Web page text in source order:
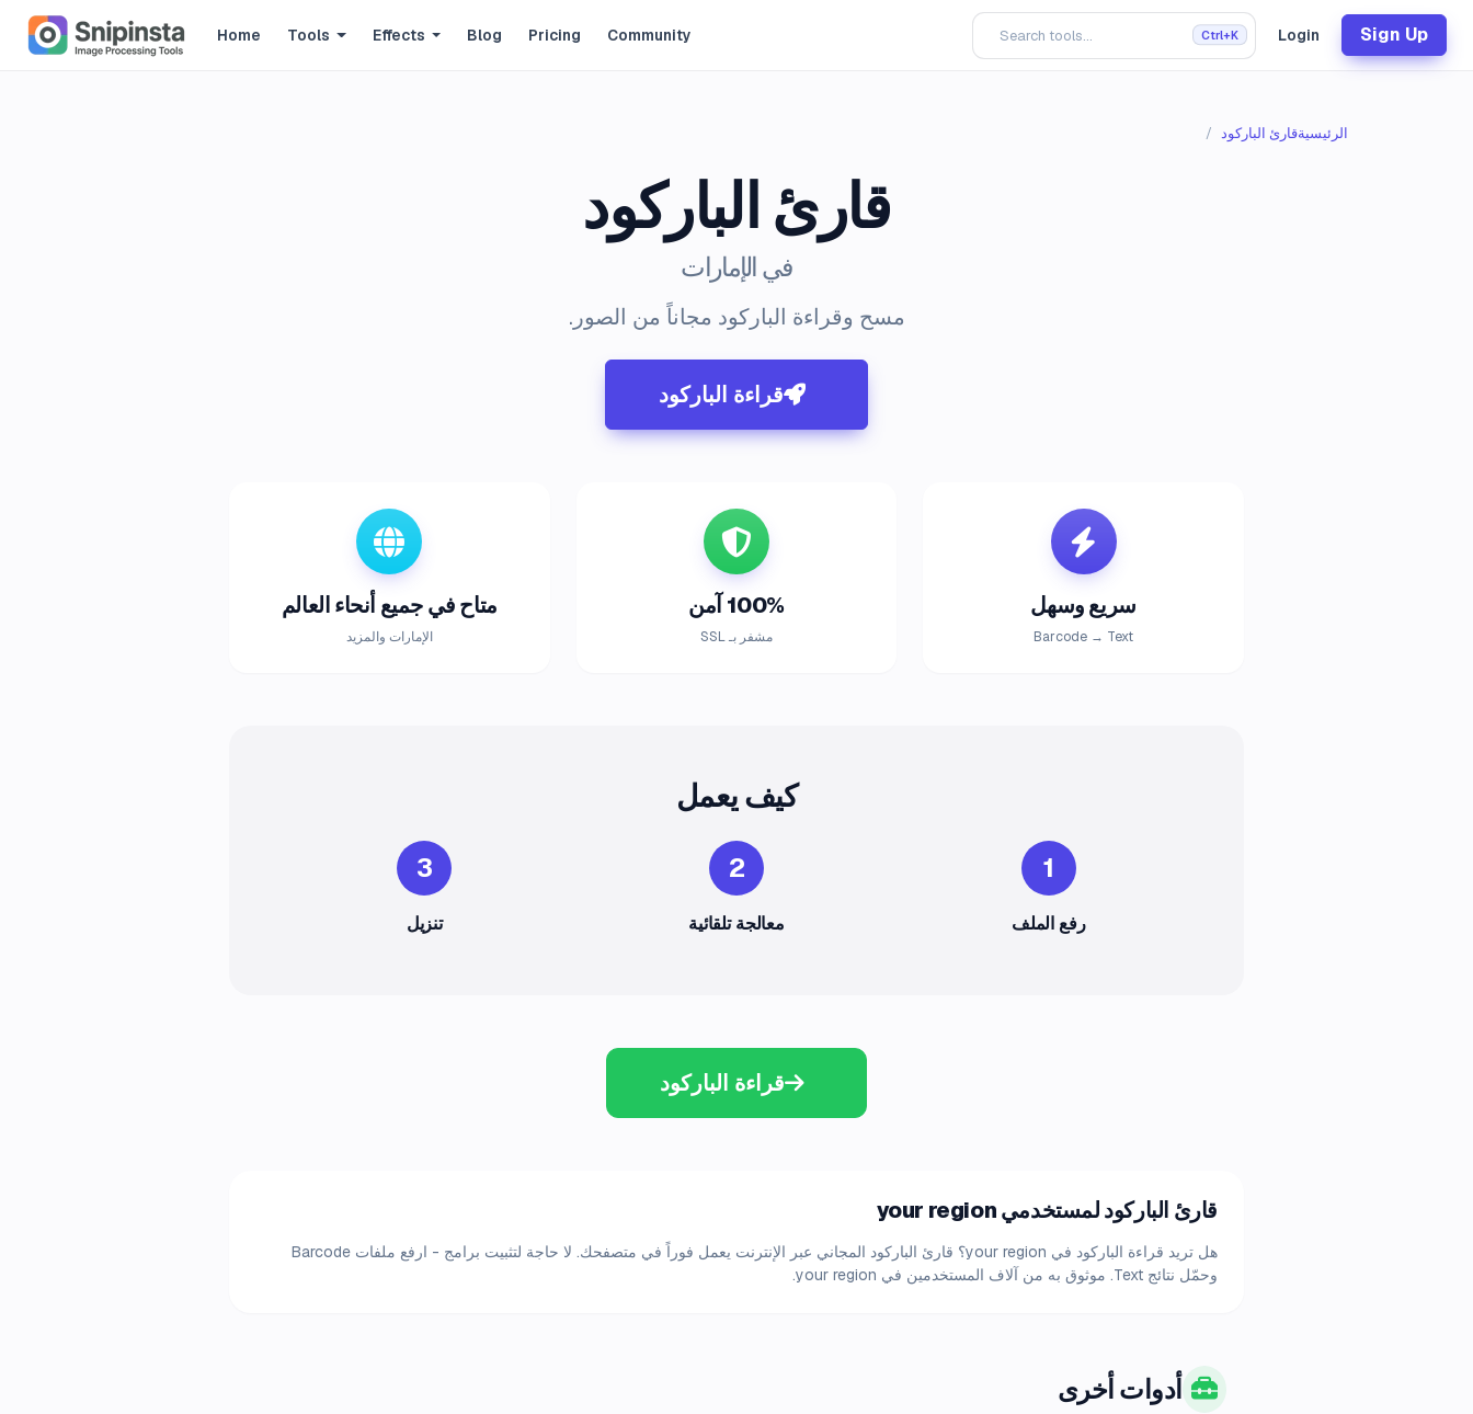
Home Tools Effects Blog Pricing Community Ctrl+K Login Sign Up
الرئيسيةقارئ الباركود
قارئ الباركود
في الإمارات
مسح وقراءة الباركود مجاناً من الصور.
قراءة الباركود
سريع وسهل
Barcode → Text
100% آمن
مشفر بـ SSL
متاح في جميع أنحاء العالم
الإمارات والمزيد
كيف يعمل
1
رفع الملف
2
معالجة تلقائية
3
تنزيل
قراءة الباركود
قارئ الباركود لمستخدمي your region
هل تريد قراءة الباركود في your region؟ قارئ الباركود المجاني عبر الإنترنت يعمل فوراً في متصفحك. لا حاجة لتثبيت برامج - ارفع ملفات Barcode
وحمّل نتائج Text. موثوق به من آلاف المستخدمين في your region.
أدوات أخرى